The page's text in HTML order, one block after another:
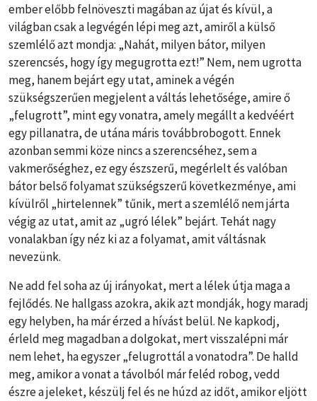
ember előbb felnöveszti magában az újat és kívül, a
világban csak a legvégén lépi meg azt, amiről a külső
szemlélő azt mondja: „Nahát, milyen bátor, milyen
szerencsés, hogy így megugrotta ezt!” Nem, nem ugrotta
meg, hanem bejárt egy utat, aminek a végén
szükségszerűen megjelent a váltás lehetősége, amire ő
„felugrott”, mint egy vonatra, amely megállt a kedvéért
egy pillanatra, de utána máris továbbrobogott. Ennek
azonban semmi köze nincs a szerencséhez, sem a
vakmerőséghez, ez egy észszerű, megérlelt és valóban
bátor belső folyamat szükségszerű következménye, ami
kívülről „hirtelennek” tűnik, mert a szemlélő nem járta
végig az utat, amit az „ugró lélek” bejárt. Tehát nagy
vonalakban így néz ki az a folyamat, amit váltásnak
nevezünk.
Ne add fel soha az új irányokat, mert a lélek útja maga a
fejlődés. Ne hallgass azokra, akik azt mondják, hogy maradj
egy helyben, ha már érzed a hívást belül. Ne kapkodj,
érleld meg magadban a dolgokat, mert visszalépni már
nem lehet, ha egyszer „felugrottál a vonatodra”. De halld
meg, amikor a vonat a távolból már feléd robog, vedd
észre a jeleket, készülj fel és ne húzd az időt, amikor eljött